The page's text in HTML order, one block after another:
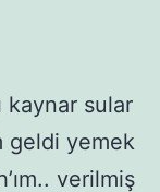
kaynar sular
geldi yemek
verilmiş